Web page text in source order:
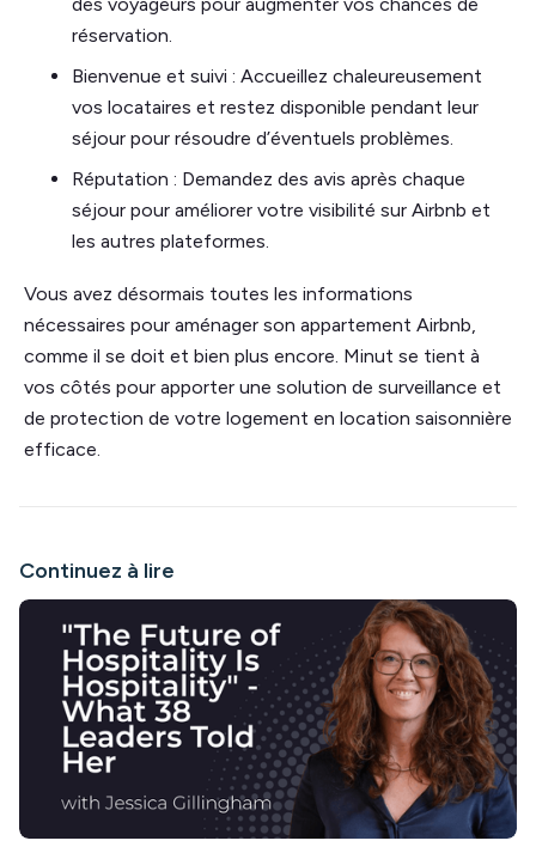
des voyageurs pour augmenter vos chances de
réservation.
Bienvenue et suivi : Accueillez chaleureusement
vos locataires et restez disponible pendant leur
séjour pour résoudre d’éventuels problèmes.
Réputation : Demandez des avis après chaque
séjour pour améliorer votre visibilité sur Airbnb et
les autres plateformes.
Vous avez désormais toutes les informations
nécessaires pour aménager son appartement Airbnb,
comme il se doit et bien plus encore. Minut se tient à
vos côtés pour apporter une solution de surveillance et
de protection de votre logement en location saisonnière
efficace.
Continuez à lire